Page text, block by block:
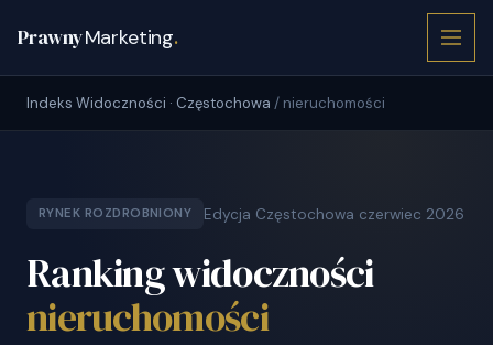
PrawnyMarketing.
Indeks Widoczności · Częstochowa / nieruchomości
RYNEK ROZDROBNIONY Edycja Częstochowa czerwiec 2026
Ranking widoczności
nieruchomości